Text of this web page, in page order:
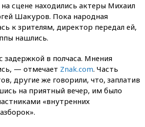
сцене находились актеры Михаил
Шакуров. Пока народная
к зрителям, директор передал ей,
нашлись.
задержкой в полчаса. Мнения
— отмечает Znak.com. Часть
другие же говорили, что, заплатив
на приятный вечер, им было
«внутренних